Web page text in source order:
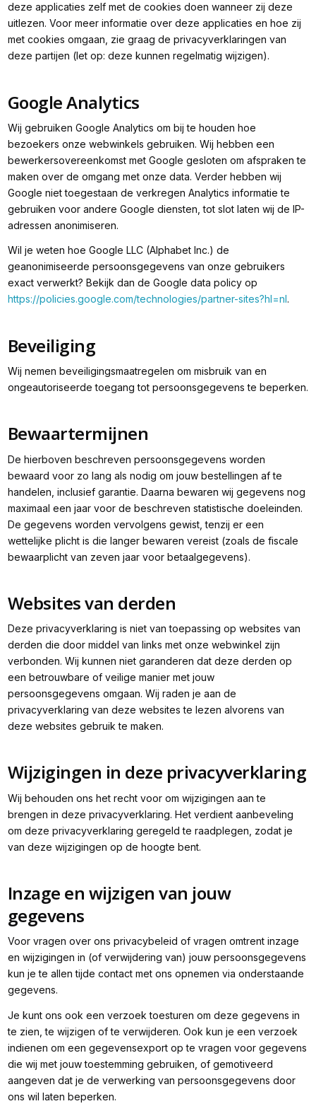
deze applicaties zelf met de cookies doen wanneer zij deze
uitlezen. Voor meer informatie over deze applicaties en hoe zij
met cookies omgaan, zie graag de privacyverklaringen van
deze partijen (let op: deze kunnen regelmatig wijzigen).
Google Analytics
Wij gebruiken Google Analytics om bij te houden hoe
bezoekers onze webwinkels gebruiken. Wij hebben een
bewerkersovereenkomst met Google gesloten om afspraken te
maken over de omgang met onze data. Verder hebben wij
Google niet toegestaan de verkregen Analytics informatie te
gebruiken voor andere Google diensten, tot slot laten wij de IP-
adressen anonimiseren.
Wil je weten hoe Google LLC (Alphabet Inc.) de
geanonimiseerde persoonsgegevens van onze gebruikers
exact verwerkt? Bekijk dan de Google data policy op
https://policies.google.com/technologies/partner-sites?hl=nl .
Beveiliging
Wij nemen beveiligingsmaatregelen om misbruik van en
ongeautoriseerde toegang tot persoonsgegevens te beperken.
Bewaartermijnen
De hierboven beschreven persoonsgegevens worden
bewaard voor zo lang als nodig om jouw bestellingen af te
handelen, inclusief garantie. Daarna bewaren wij gegevens nog
maximaal een jaar voor de beschreven statistische doeleinden.
De gegevens worden vervolgens gewist, tenzij er een
wettelijke plicht is die langer bewaren vereist (zoals de fiscale
bewaarplicht van zeven jaar voor betaalgegevens).
Websites van derden
Deze privacyverklaring is niet van toepassing op websites van
derden die door middel van links met onze webwinkel zijn
verbonden. Wij kunnen niet garanderen dat deze derden op
een betrouwbare of veilige manier met jouw
persoonsgegevens omgaan. Wij raden je aan de
privacyverklaring van deze websites te lezen alvorens van
deze websites gebruik te maken.
Wijzigingen in deze privacyverklaring
Wij behouden ons het recht voor om wijzigingen aan te
brengen in deze privacyverklaring. Het verdient aanbeveling
om deze privacyverklaring geregeld te raadplegen, zodat je
van deze wijzigingen op de hoogte bent.
Inzage en wijzigen van jouw
gegevens
Voor vragen over ons privacybeleid of vragen omtrent inzage
en wijzigingen in (of verwijdering van) jouw persoonsgegevens
kun je te allen tijde contact met ons opnemen via onderstaande
gegevens.
Je kunt ons ook een verzoek toesturen om deze gegevens in
te zien, te wijzigen of te verwijderen. Ook kun je een verzoek
indienen om een gegevensexport op te vragen voor gegevens
die wij met jouw toestemming gebruiken, of gemotiveerd
aangeven dat je de verwerking van persoonsgegevens door
ons wil laten beperken.